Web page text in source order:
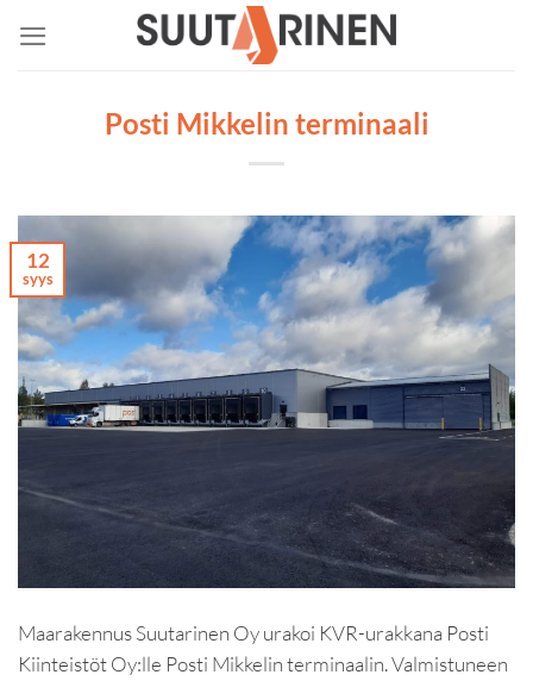
Posti Mikkelin terminaali
12
syys
Maarakennus Suutarinen Oy urakoi KVR-urakkana Posti
Kiinteistöt Oy:lle Posti Mikkelin terminaalin. Valmistuneen